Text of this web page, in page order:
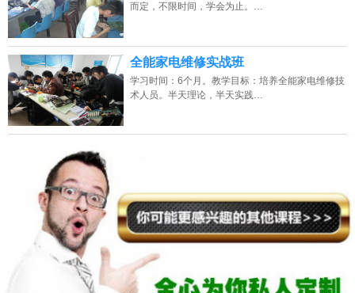
而定，不限时间，学会为止。…
全能家电维修实战班
学习时间：6个月。教学目标：培养全能家电维修技
术人员。半天理论，半天实践…